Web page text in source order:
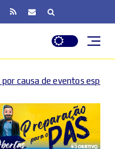
e culturais